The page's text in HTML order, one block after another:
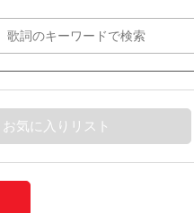
お気に入りリスト